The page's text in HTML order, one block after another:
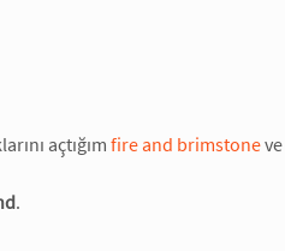
açtığım fire and brimstoneve
.